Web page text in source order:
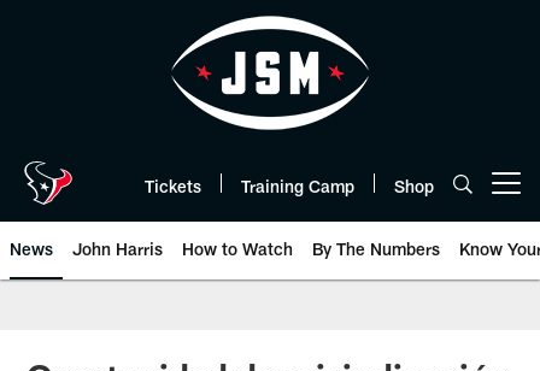
Tickets Training Camp Shop
News John Harris How to Watch By The Numbers Know